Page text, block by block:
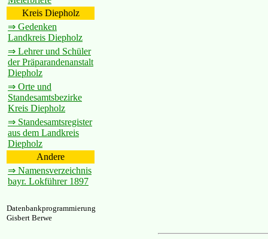
Kreis Diepholz
⇒ Gedenken
Landkreis Diepholz
⇒ Lehrer und Schüler
der Präparandenanstalt
Diepholz
⇒ Orte und
Standesamtsbezirke
Kreis Diepholz
⇒ Standesamtsregister
aus dem Landkreis
Diepholz
Andere
⇒ Namensverzeichnis
bayr. Lokführer 1897
Datenbankprogrammierung
Gisbert Berwe